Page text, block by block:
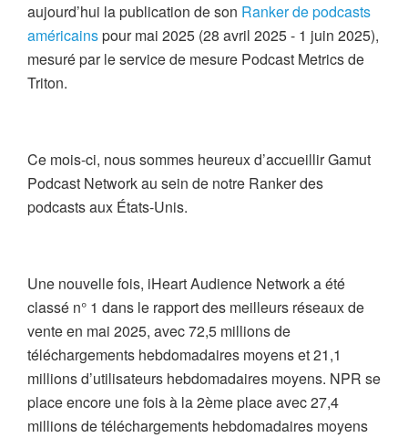
aujourd’hui la publication de son Ranker de podcasts
américainspour mai 2025 (28 avril 2025 - 1 juin 2025),
mesuré par le service de mesure Podcast Metrics de
Triton.
Ce mois-ci, nous sommes heureux d’accueillir Gamut
Podcast Network au sein de notre Ranker des
podcasts aux États-Unis.
Une nouvelle fois, iHeart Audience Network a été
classé n° 1 dans le rapport des meilleurs réseaux de
vente en mai 2025, avec 72,5 millions de
téléchargements hebdomadaires moyens et 21,1
millions d’utilisateurs hebdomadaires moyens. NPR se
place encore une fois à la 2ème place avec 27,4
millions de téléchargements hebdomadaires moyens